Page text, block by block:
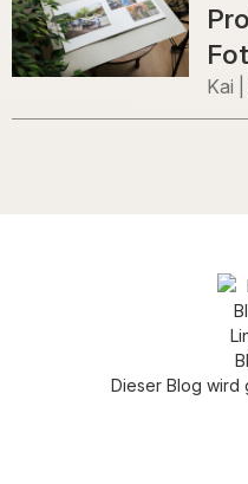
Kai
Dieser Blog wird